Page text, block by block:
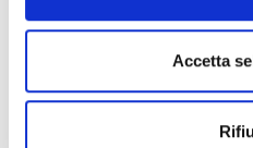
Accetta
torna